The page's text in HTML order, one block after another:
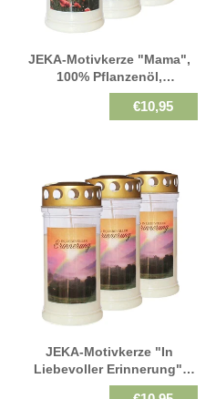
JEKA-Motivkerze "Mama",
100% Pflanzenöl,
Brenndauer Bis 4 Tage,
75/170 Mm, 3 St.
€10,95
JEKA-Motivkerze "In
Liebevoller Erinnerung",
100% Pflanzenöl,